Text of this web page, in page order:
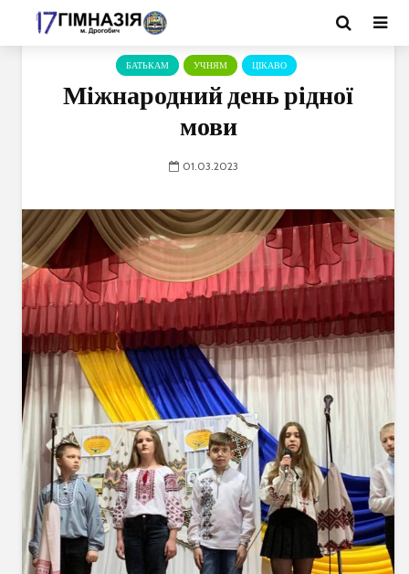
БАТЬКАМ УЧНЯМ ЦІКАВО
Міжнародний день рідної
мови
01.03.2023